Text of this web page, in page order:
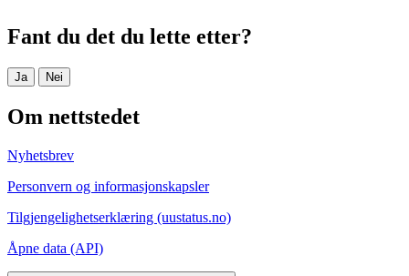
Fant du det du lette etter?
Ja Nei
Om nettstedet
Nyhetsbrev
Personvern og informasjonskapsler
Tilgjengelighetserklæring (uustatus.no)
Åpne data (API)